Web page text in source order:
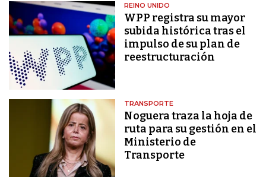
REINO UNIDO
WPP registra su mayor
subida histórica tras el
impulso de su plan de
reestructuración
TRANSPORTE
Noguera traza la hoja de
ruta para su gestión en el
Ministerio de
Transporte